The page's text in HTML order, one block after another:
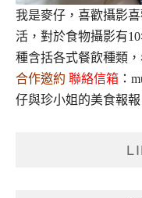
我是麥仔，喜歡攝影
活，對於食物攝影有
種含括各式餐飲種類
合作邀約 聯絡信箱 ：
仔與珍小姐的美食報報